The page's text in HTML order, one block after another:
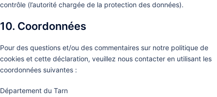
contrôle (l’autorité chargée de la protection des données).
10. Coordonnées
Pour des questions et/ou des commentaires sur notre politique de
cookies et cette déclaration, veuillez nous contacter en utilisant les
coordonnées suivantes :
Département du Tarn